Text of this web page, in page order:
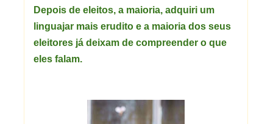
Depois de eleitos, a maioria, adquiri um
linguajar mais erudito e a maioria dos seus
eleitores já deixam de compreender o que
eles falam.